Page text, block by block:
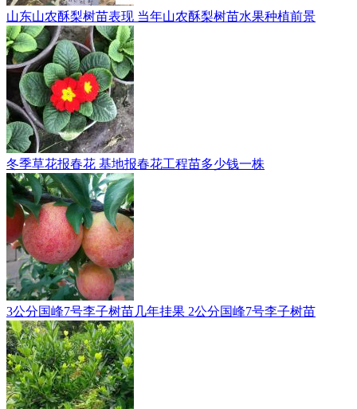
山东山农酥梨树苗表现 当年山农酥梨树苗水果种植前景
冬季草花报春花 基地报春花工程苗多少钱一株
3公分国峰7号李子树苗几年挂果 2公分国峰7号李子树苗